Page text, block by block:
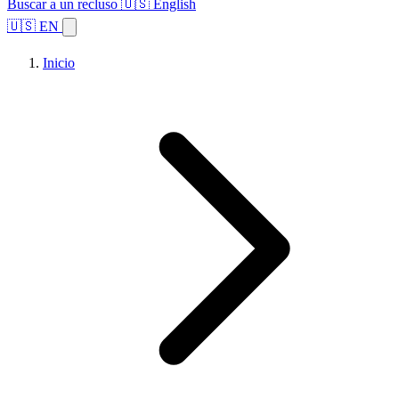
Buscar a un recluso 🇺🇸 English
🇺🇸 EN
Inicio